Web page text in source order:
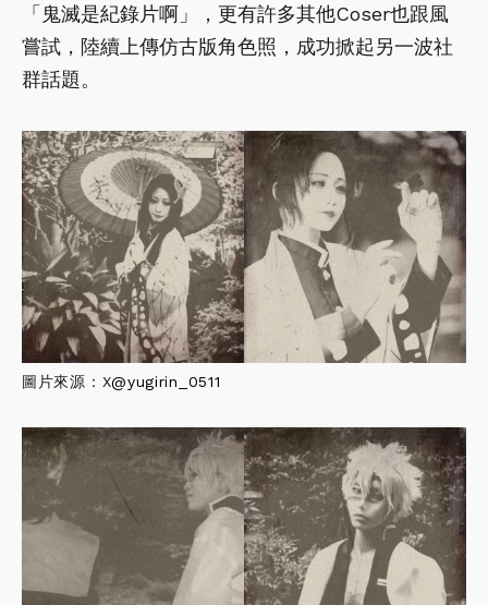
「鬼滅是紀錄片啊」，更有許多其他Coser也跟風
嘗試，陸續上傳仿古版角色照，成功掀起另一波社
群話題。
圖片來源：X@yugirin_0511